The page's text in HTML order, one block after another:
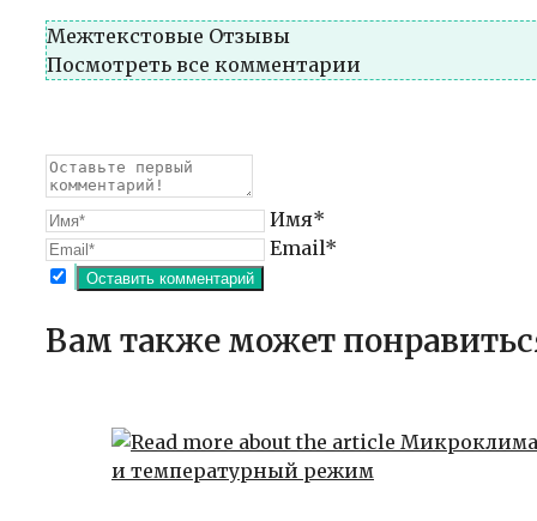
Межтекстовые Отзывы
Посмотреть все комментарии
Имя*
Email*
Вам также может